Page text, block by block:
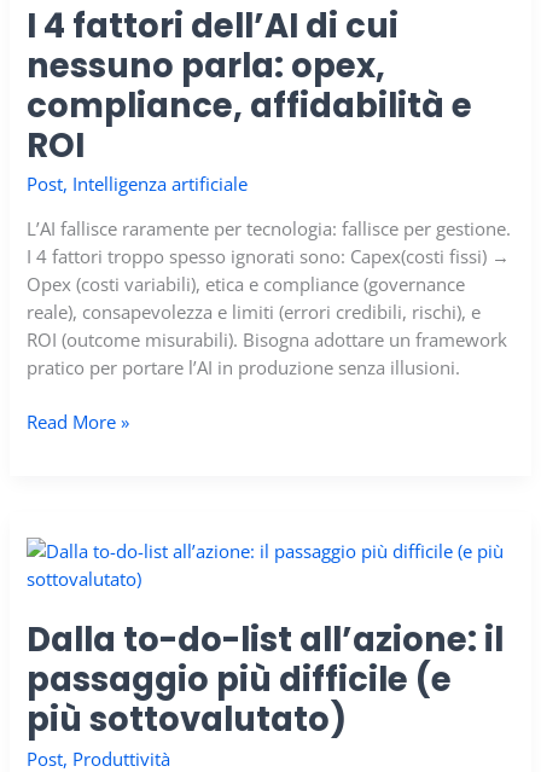
lavoro
e
nella
vita
I 4 fattori dell’AI di cui
nessuno parla: opex,
compliance, affidabilità e
ROI
Post, Intelligenza artificiale
L’AI fallisce raramente per tecnologia: fallisce per gestione.
I 4 fattori troppo spesso ignorati sono: Capex(costi fissi) →
Opex (costi variabili), etica e compliance (governance
reale), consapevolezza e limiti (errori credibili, rischi), e
ROI (outcome misurabili). Bisogna adottare un framework
pratico per portare l’AI in produzione senza illusioni.
I
cui
nessuno
opex,
compliance,
affidabilità
e
ROI
Read More »
Dalla to-do-list all’azione: il
passaggio più difficile (e
più sottovalutato)
Post, Produttività